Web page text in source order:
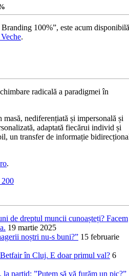
100%”, este acum
.
radicală a paradigmei în
nediferențiată și impersonală și
adaptată fiecărui individ și
un transfer de informație
.
de dreptul muncii cunoașteți? Facem
19 martie 2025
noștri nu-s buni?” 15 februarie
în Cluj. E doar primul val? 6
partid: ”Putem să vă furăm un pic?”